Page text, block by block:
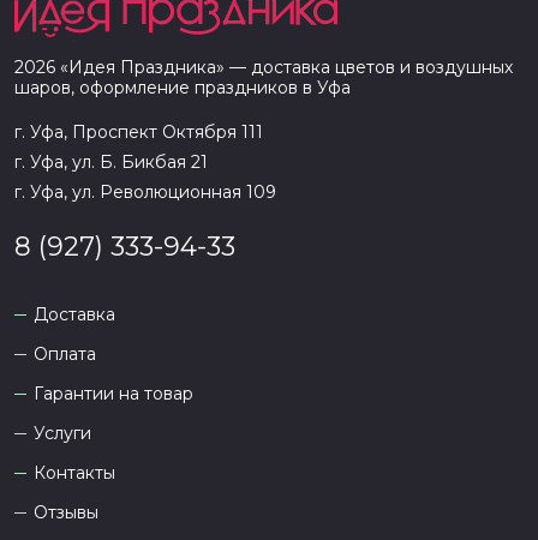
2026 «Идея Праздника» — доставка цветов и воздушных
шаров, оформление праздников в Уфа
г. Уфа, Проспект Октября 111
г. Уфа, ул. Б. Бикбая 21
г. Уфа, ул. Революционная 109
8 (927) 333-94-33
Доставка
Оплата
Гарантии на товар
Услуги
Контакты
Отзывы